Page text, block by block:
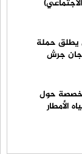
يطلق حملة
جرش
حول
الأمطار